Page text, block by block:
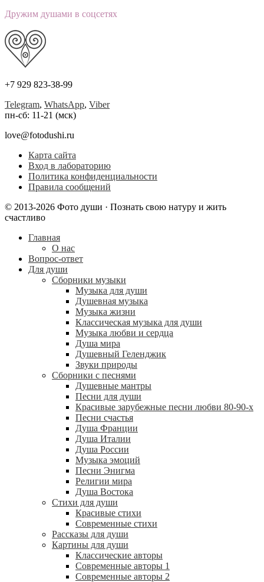
Дружим душами в соцсетях
+7 929 823-38-99
Telegram, WhatsApp, Viber
пн-сб: 11-21 (мск)
love@fotodushi.ru
Карта сайта
Вход в лабораторию
Политика конфиденциальности
Правила сообщений
© 2013-2026 Фото души · Познать свою натуру и жить
счастливо
Главная
О нас
Вопрос-ответ
Для души
Сборники музыки
Музыка для души
Душевная музыка
Музыка жизни
Классическая музыка для души
Музыка любви и сердца
Душа мира
Душевный Геленджик
Звуки природы
Сборники с песнями
Душевные мантры
Песни для души
Красивые зарубежные песни любви 80-90-х
Песни счастья
Душа Франции
Душа Италии
Душа России
Музыка эмоций
Песни Энигма
Религии мира
Душа Востока
Стихи для души
Красивые стихи
Современные стихи
Рассказы для души
Картины для души
Классические авторы
Современные авторы 1
Современные авторы 2